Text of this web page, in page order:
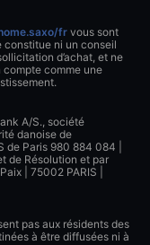
frvous sont
constitue ni un conseil
d’achat, et ne
comme une
A/S., société
danoise de
de Paris 980 884 084 |
de Résolution et par
| 75002 PARIS |
pas aux résidents des
à être diffusées ni à